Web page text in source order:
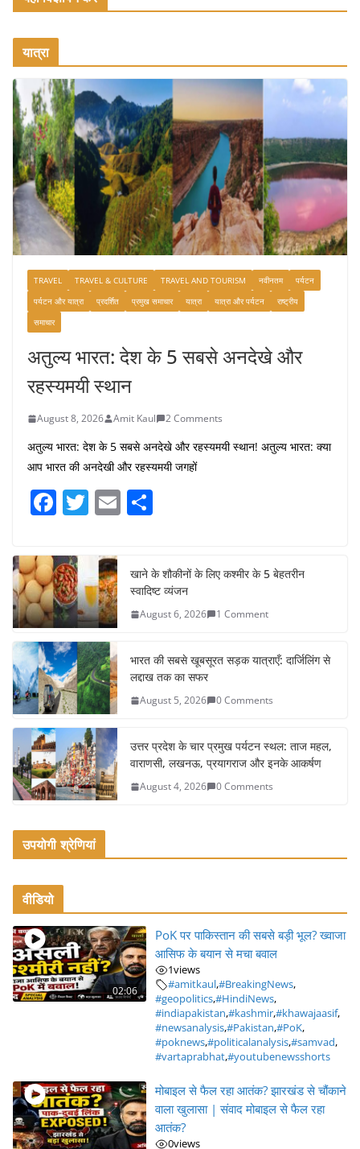
यात्रा
TRAVEL TRAVEL & CULTURE TRAVEL AND TOURISM नवीनतम
पर्यटन
पर्यटन और यात्रा
प्रदर्शित प्रमुख समाचार यात्रा यात्रा और पर्यटन
राष्ट्रीय
समाचार
अतुल्य भारत: देश के 5 सबसे अनदेखे और
रहस्यमयी स्थान
August 8, 2026 Amit Kaul 2 Comments
अतुल्य भारत: देश के 5 सबसे अनदेखे और रहस्यमयी स्थान! अतुल्य भारत: क्या
आप भारत की अनदेखी और रहस्यमयी जगहों
F
c
e
b
o
o
k
T
itt
er
E
e
खाने के शौकीनों के लिए कश्मीर के 5 बेहतरीन
स्वादिष्ट व्यंजन
August 6, 2026 1 Comment
भारत की सबसे खूबसूरत सड़क यात्राएँ: दार्जिलिंग से
लद्दाख तक का सफर
August 5, 2026 0 Comments
उत्तर प्रदेश के चार प्रमुख पर्यटन स्थल: ताज महल,
वाराणसी, लखनऊ, प्रयागराज और इनके आकर्षण
August 4, 2026 0 Comments
उपयोगी श्रेणियां
वीडियो
02:06
PoK पर पाकिस्तान की सबसे बड़ी भूल? ख्वाजा
आसिफ के बयान से मचा बवाल
1views
#amitkaul,#BreakingNews,
#geopolitics,#HindiNews,
#indiapakistan,#kashmir,#khawajaasif,
#newsanalysis,#Pakistan,#PoK,
#poknews,#politicalanalysis,#samvad,
#vartaprabhat,#youtubenewsshorts
मोबाइल से फैल रहा आतंक? झारखंड से चौंकाने
वाला खुलासा | संवाद मोबाइल से फैल रहा
आतंक?
0views